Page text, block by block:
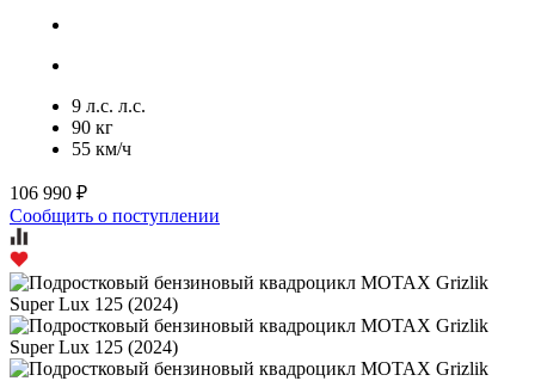
9 л.с. л.с.
90 кг
55 км/ч
106 990 ₽
Сообщить о поступлении